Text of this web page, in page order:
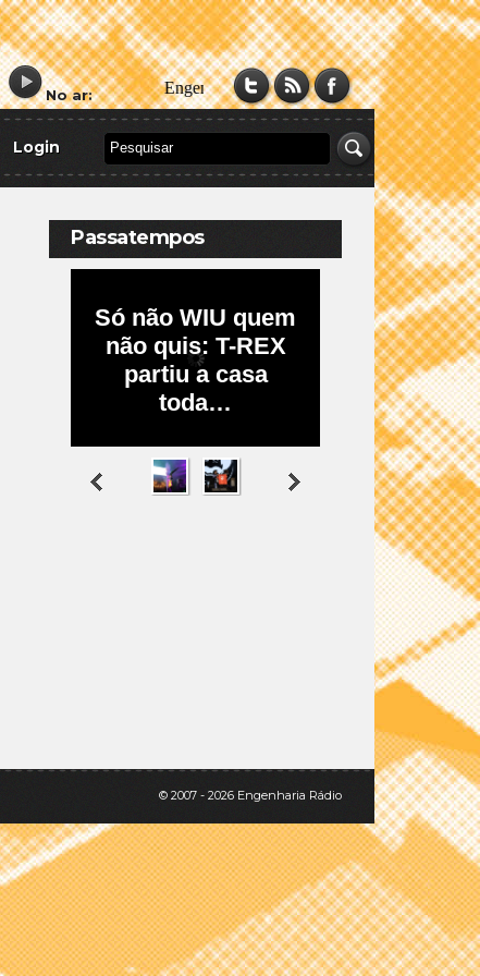
No ar:
Login
Passatempos
© 2007 - 2026 Engenharia Rádio